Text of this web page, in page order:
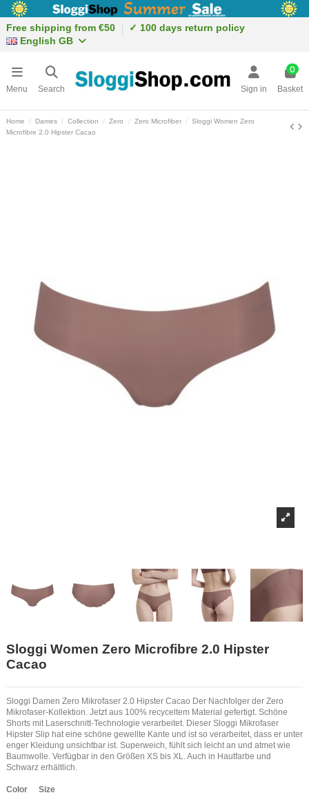
Free shipping from €50
✓ 100 days return policy
English GB
Menu Search Sign in
0
Basket
Home Dames Collection Zero Zero Microfiber
Sloggi Women Zero
Microfibre 2.0 Hipster Cacao
Sloggi Women Zero Microfibre 2.0 Hipster
Cacao
Sloggi Damen Zero Mikrofaser 2.0 Hipster Cacao Der Nachfolger der Zero
Mikrofaser-Kollektion. Jetzt aus 100% recyceltem Material gefertigt. Schöne
Shorts mit Laserschnitt-Technologie verarbeitet. Dieser Sloggi Mikrofaser
Hipster Slip hat eine schöne gewellte Kante und ist so verarbeitet, dass er unter
enger Kleidung unsichtbar ist. Superweich, fühlt sich leicht an und atmet wie
Baumwolle. Verfügbar in den Größen XS bis XL. Auch in Hautfarbe und
Schwarz erhältlich.
Color
Size